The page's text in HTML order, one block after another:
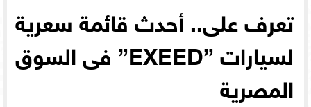
تعرف على.. أحدث قائمة سعرية
لسيارات ”EXEED” فى السوق
المصرية